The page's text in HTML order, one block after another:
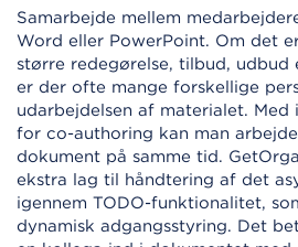
Samarbejde mellem
Word eller PowerPoint. Om det
større redegørelse, tilbud,
er der ofte mange forskellige
udarbejdelsen af materialet.
for co-authoring kan man
dokument på samme tid.
ekstra lag til håndtering af det
igennem TODO-funktionalitet,
dynamisk adgangsstyring. Det